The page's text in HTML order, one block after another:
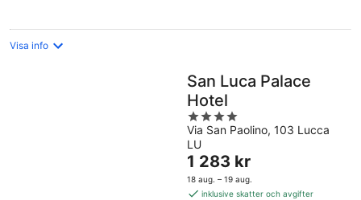
Visa info
San Luca Palace
Hotel
4
out
of
5
Via San Paolino, 103 Lucca
LU
Priset
är
1 283 kr
1 283 kr
18 aug. – 19 aug.
inklusive skatter och avgifter